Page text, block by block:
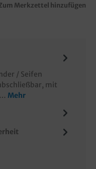
Merkzettel hinzufügen
/ Seifen
mit
Mehr